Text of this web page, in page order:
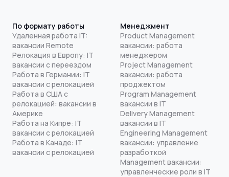
По формату работы
Удаленная работа IT:
вакансии Remote
Релокация в Европу: IT
вакансии с переездом
Работа в Германии: IT
вакансии с релокацией
Работа в США с
релокацией: вакансии в
Америке
Работа на Кипре: IT
вакансии с релокацией
Работа в Канаде: IT
вакансии с релокацией
Менеджмент
Product Management
вакансии: работа
менеджером
Project Management
вакансии: работа
проджектом
Program Management
вакансии в IT
Delivery Management
вакансии в IT
Engineering Management
вакансии: управление
разработкой
Management вакансии:
управленческие роли в IT